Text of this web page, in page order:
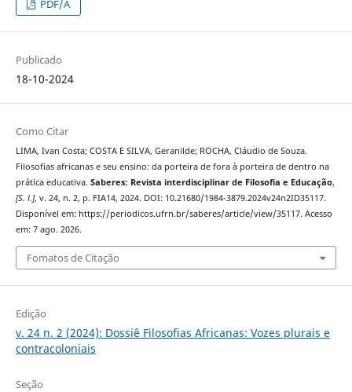
PDF/A
Publicado
18-10-2024
Como Citar
LIMA, Ivan Costa; COSTA E SILVA, Geranilde; ROCHA, Cláudio de Souza.
Filosofias africanas e seu ensino: da porteira de fora à porteira de dentro na
prática educativa. Saberes: Revista interdisciplinar de Filosofia e Educação,
[S. l.], v. 24, n. 2, p. FIA14, 2024. DOI: 10.21680/1984-3879.2024v24n2ID35117.
Disponível em: https://periodicos.ufrn.br/saberes/article/view/35117. Acesso
em: 7 ago. 2026.
Fomatos de Citação
Edição
v. 24 n. 2 (2024): Dossiê Filosofias Africanas: Vozes plurais e
contracoloniais
Seção